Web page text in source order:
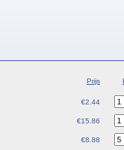
Prijs
€2.44
€15.86
€8.88